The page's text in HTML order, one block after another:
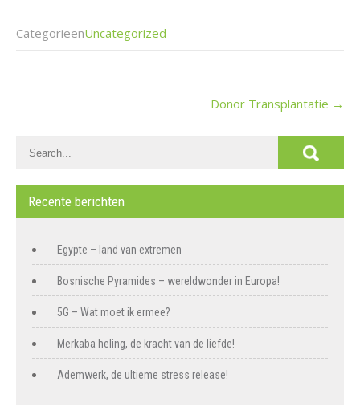
CategorieenUncategorized
Donor Transplantatie →
Recente berichten
Egypte – land van extremen
Bosnische Pyramides – wereldwonder in Europa!
5G – Wat moet ik ermee?
Merkaba heling, de kracht van de liefde!
Ademwerk, de ultieme stress release!